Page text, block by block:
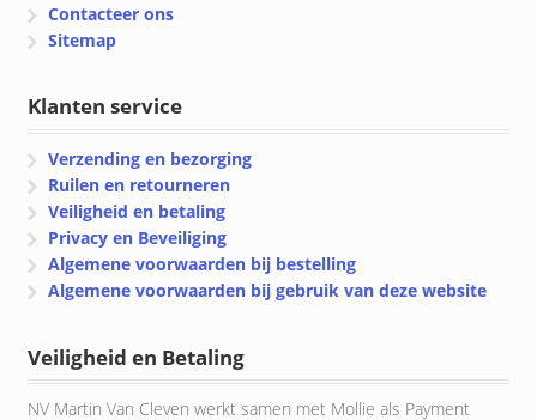
Contacteer ons
Sitemap
Klanten service
Verzending en bezorging
Ruilen en retourneren
Veiligheid en betaling
Privacy en Beveiliging
Algemene voorwaarden bij bestelling
Algemene voorwaarden bij gebruik van deze website
Veiligheid en Betaling
NV Martin Van Cleven werkt samen met Mollie als Payment